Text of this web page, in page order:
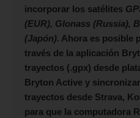
incorporar los satélites
(EUR), Glonass (Russia),
(Japón). Ahora es posible
través de la aplicación
trayectos (.gpx) desde
Bryton Active y
trayectos desde Strava,
para que la computadora